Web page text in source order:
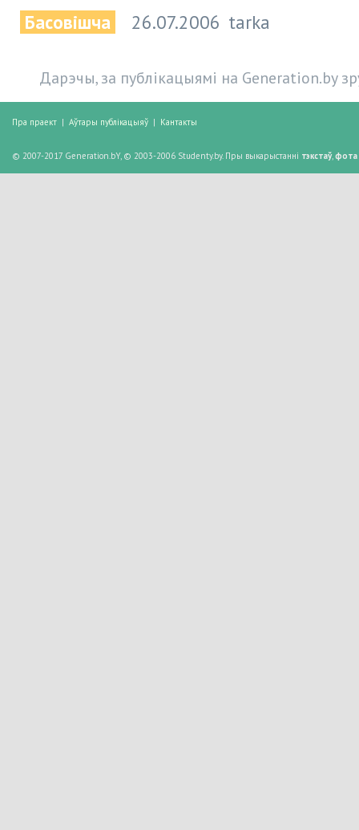
Басовішча 26.07.2006 tarka
Дарэчы, за публікацыямі на Generation.by
Пра праект | Аўтары публікацыяў | Кантакты
© 2007-2017 Generation.bY, © 2003-2006 Studenty.by. Пры выкарыстанні тэкстаў, фота